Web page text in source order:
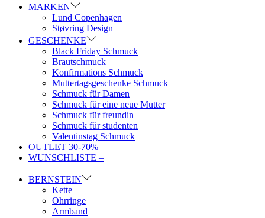
MARKEN
Lund Copenhagen
Støvring Design
GESCHENKE
Black Friday Schmuck
Brautschmuck
Konfirmations Schmuck
Muttertagsgeschenke Schmuck
Schmuck für Damen
Schmuck für eine neue Mutter
Schmuck für freundin
Schmuck für studenten
Valentinstag Schmuck
OUTLET 30-70%
WUNSCHLISTE –
BERNSTEIN
Kette
Ohrringe
Armband